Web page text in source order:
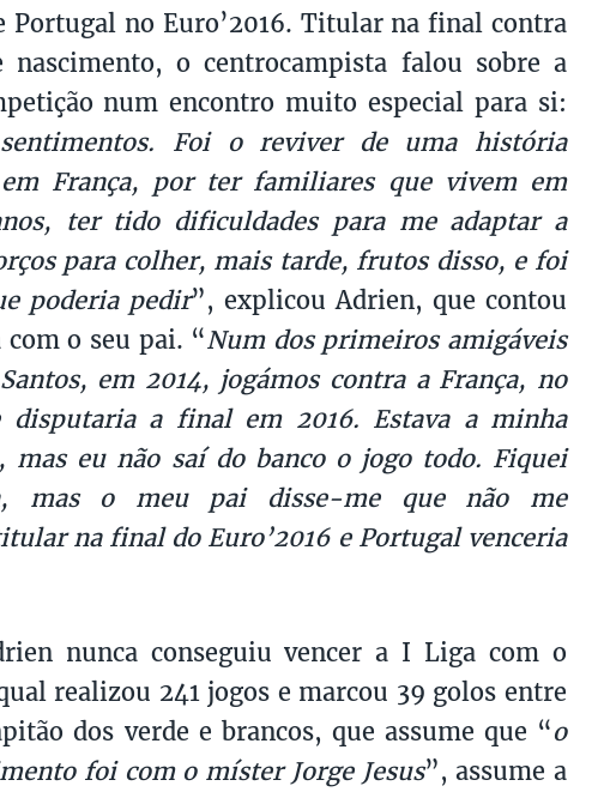
Portugal no Euro’2016. Titular na final contra
o centrocampista falou sobre a
num encontro muito especial para si:
Foi o reviver de uma história
França, por ter familiares que vivem em
ter tido dificuldades para me adaptar a
para colher, mais tarde, frutos disso, e foi
poderia pedir”, explicou Adrien, que contou
o seu pai. “Num dos primeiros amigáveis
em 2014, jogámos contra a França, no
disputaria a final em 2016. Estava a minha
mas eu não saí do banco o jogo todo. Fiquei
mas o meu pai disse-me que não me
na final do Euro’2016 e Portugal venceria
nunca conseguiu vencer a I Liga com o
realizou 241 jogos e marcou 39 golos entre
dos verde e brancos, que assume que “o
foi com o míster Jorge Jesus”, assume a